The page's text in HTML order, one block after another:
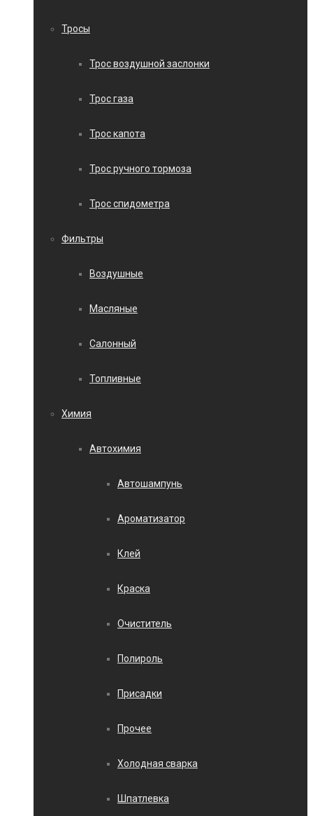
Тросы
Трос воздушной заслонки
Трос газа
Трос капота
Трос ручного тормоза
Трос спидометра
Фильтры
Воздушные
Масляные
Салонный
Топливные
Химия
Автохимия
Автошампунь
Ароматизатор
Клей
Краска
Очиститель
Полироль
Присадки
Прочее
Холодная сварка
Шпатлевка